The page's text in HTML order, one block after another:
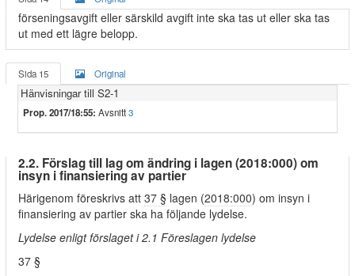
förseningsavgift eller särskild avgift inte ska tas ut eller ska tas
ut med ett lägre belopp.
Sida 15 Original
Hänvisningar till S2-1
Prop. 2017/18:55: Avsnitt3
2.2. Förslag till lag om ändring i lagen (2018:000) om
insyn i finansiering av partier
Härigenom föreskrivs att 37 § lagen (2018:000) om insyn i
finansiering av partier ska ha följande lydelse.
Lydelse enligt förslaget i 2.1 Föreslagen lydelse
37 §